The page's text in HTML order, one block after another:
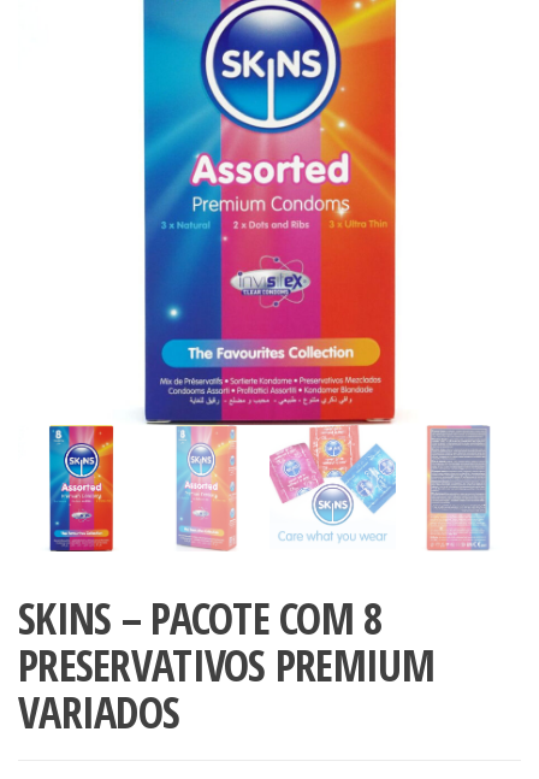
SKINS – PACOTE COM 8
PRESERVATIVOS PREMIUM
VARIADOS